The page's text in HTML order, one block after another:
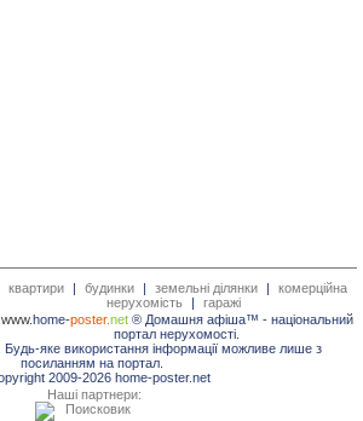
квартири | будинки | земельні ділянки |
комерційна
нерухомість
|
гаражі
www.home-poster.net® Домашня афіша™ - національний
портал нерухомості.
Будь-яке використання інформації можливе лише з
посиланням на портал.
2009-2026 home-poster.net
Наші партнери: